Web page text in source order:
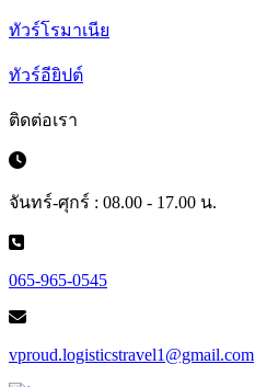
ทัวร์โรมาเนีย
ทัวร์อียิปต์
ติดต่อเรา
จันทร์-ศุกร์ : 08.00 - 17.00 น.
065-965-0545
vproud.logisticstravel1@gmail.com